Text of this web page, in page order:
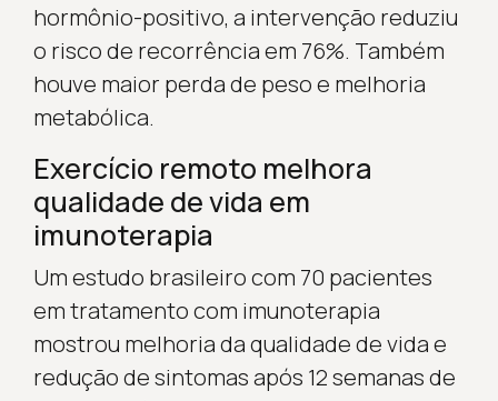
hormônio-positivo, a intervenção reduziu
o risco de recorrência em 76%. Também
houve maior perda de peso e melhoria
metabólica.
Exercício remoto melhora
qualidade de vida em
imunoterapia
Um estudo brasileiro com 70 pacientes
em tratamento com imunoterapia
mostrou melhoria da qualidade de vida e
redução de sintomas após 12 semanas de